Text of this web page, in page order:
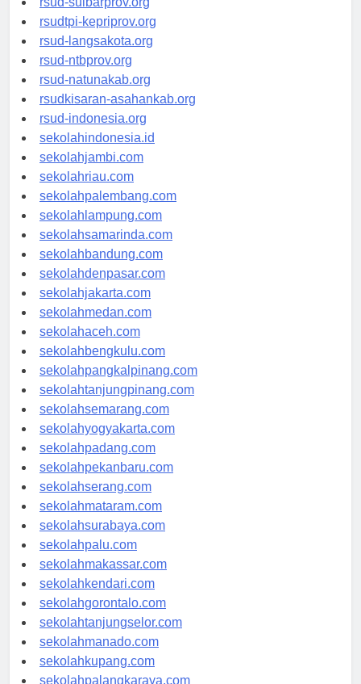
rsud-sulbarprov.org
rsudtpi-kepriprov.org
rsud-langsakota.org
rsud-ntbprov.org
rsud-natunakab.org
rsudkisaran-asahankab.org
rsud-indonesia.org
sekolahindonesia.id
sekolahjambi.com
sekolahriau.com
sekolahpalembang.com
sekolahlampung.com
sekolahsamarinda.com
sekolahbandung.com
sekolahdenpasar.com
sekolahjakarta.com
sekolahmedan.com
sekolahaceh.com
sekolahbengkulu.com
sekolahpangkalpinang.com
sekolahtanjungpinang.com
sekolahsemarang.com
sekolahyogyakarta.com
sekolahpadang.com
sekolahpekanbaru.com
sekolahserang.com
sekolahmataram.com
sekolahsurabaya.com
sekolahpalu.com
sekolahmakassar.com
sekolahkendari.com
sekolahgorontalo.com
sekolahtanjungselor.com
sekolahmanado.com
sekolahkupang.com